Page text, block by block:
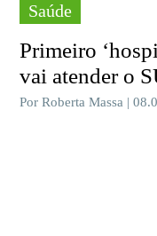
Saúde
Primeiro
vai atender o
Por Roberta Massa |